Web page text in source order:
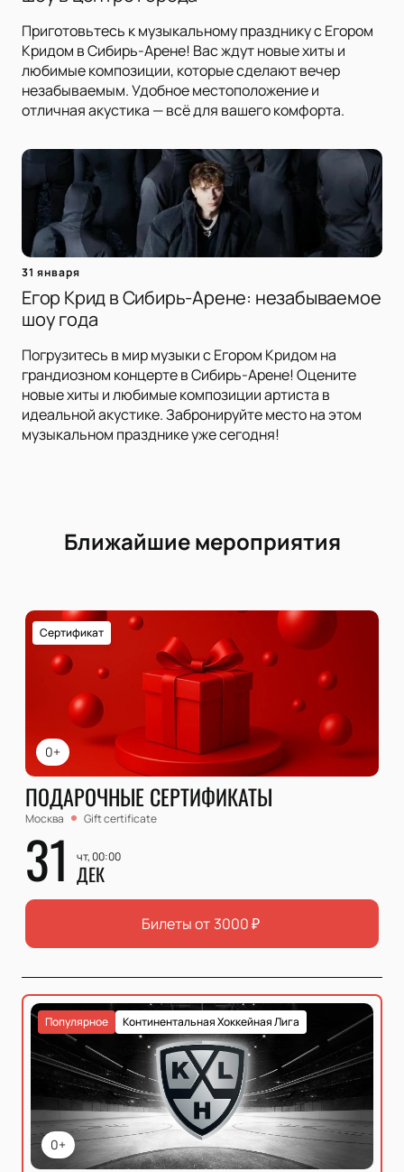
Приготовьтесь к музыкальному празднику с Егором
Кридом в Сибирь-Арене! Вас ждут новые хиты и
любимые композиции, которые сделают вечер
незабываемым. Удобное местоположение и
отличная акустика — всё для вашего комфорта.
31 января
Егор Крид в Сибирь-Арене: незабываемое
шоу года
Погрузитесь в мир музыки с Егором Кридом на
грандиозном концерте в Сибирь-Арене! Оцените
новые хиты и любимые композиции артиста в
идеальной акустике. Забронируйте место на этом
музыкальном празднике уже сегодня!
Ближайшие мероприятия
0+
Сертификат
ПОДАРОЧНЫЕ СЕРТИФИКАТЫ
Москва Gift certificate
31 чт, 00:00
ДЕК
Билеты от 3000₽
0+
Континентальная Хоккейная Лига
Популярное